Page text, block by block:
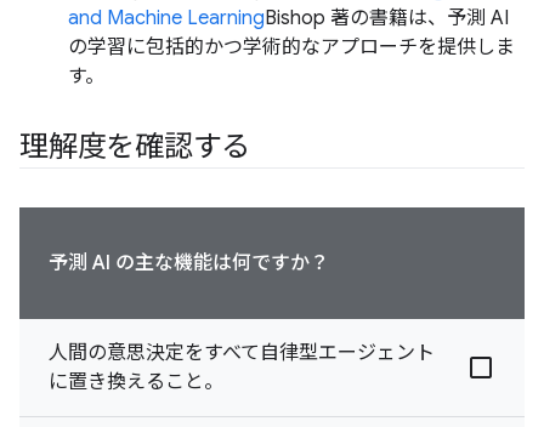
and Machine LearningBishop 著の書籍は、予測 AI
の学習に包括的かつ学術的なアプローチを提供しま
す。
理解度を確認する
予測 AI の主な機能は何ですか？
人間の意思決定をすべて自律型エージェント
に置き換えること。